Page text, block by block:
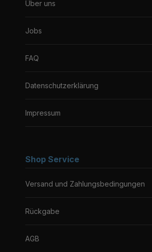
Über uns
Jobs
FAQ
Datenschutzerklärung
Impressum
Shop Service
Versand und Zahlungsbedingungen
Rückgabe
AGB